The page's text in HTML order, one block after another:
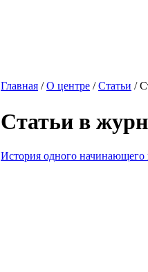
Главная /О центре /Статьи /
Статьи в
История одного начинающего